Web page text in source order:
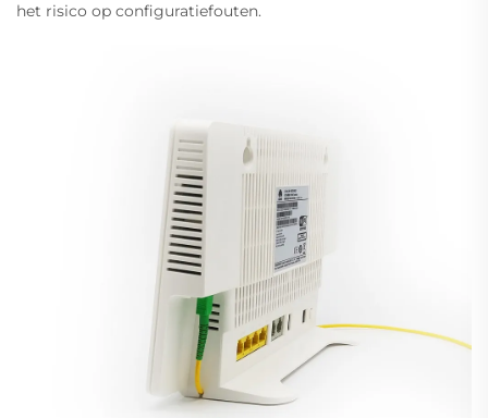
het risico op configuratiefouten.